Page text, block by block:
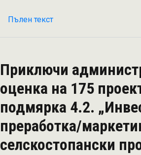
Пълен текст
1146
проекта
по
подмярка
от
ПРСР
Приключи
оценка на 175
подмярка 4.2.
преработка/
селскостопански